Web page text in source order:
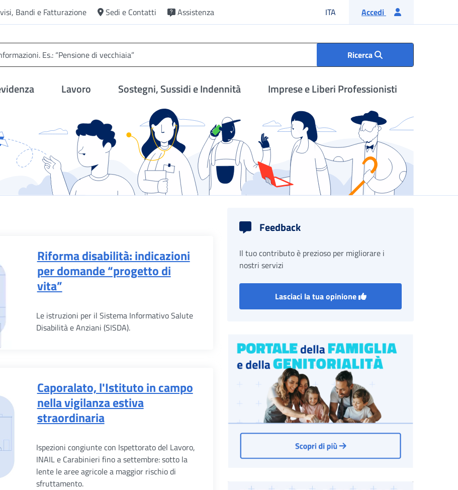
Bandi e Fatturazione Sedi e Contatti Assistenza ITA Lingua italiana
Accedi
Ricerca
Lavoro Sostegni, Sussidi e Indennità Imprese e Liberi Professionisti
Riforma disabilità: indicazioni
per domande “progetto di
vita”
Le istruzioni per il Sistema Informativo Salute
Disabilità e Anziani (SISDA).
Caporalato, l'Istituto in campo
nella vigilanza estiva
straordinaria
Ispezioni congiunte con Ispettorato del Lavoro,
INAIL e Carabinieri fino a settembre: sotto la
lente le aree agricole a maggior rischio di
sfruttamento.
Feedback
Il tuo contributo è prezioso per migliorare i
nostri servizi
Lasciaci la tua opinione